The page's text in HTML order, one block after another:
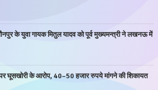
के युवा गायक मितुल यादव को पूर्व मुख्यमन्त्री ने लखनऊ में
पर घूसखोरी के आरोप, 40–50 हजार रुपये मांगने की शिकायत